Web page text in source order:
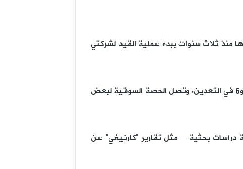
منذ ثلاث سنوات ببدء عملية القيد لشركتي
وبحسب ما ورد، يمتلك الجيش 97 شركة، منها 73 في القطاع الصناعي، و15 في الخدمات، و9 في العقارات، و6 في التعدين. وتصل الحصة السوقية لبعض
بحثية – مثل تقارير “كارنيغي” عن